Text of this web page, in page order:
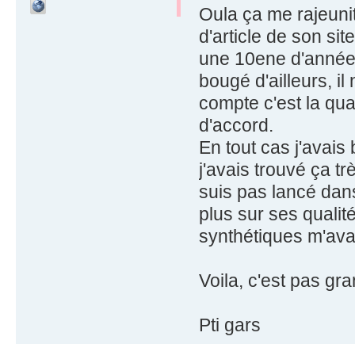
Oula ça me
d'article de son
une 10ene
bougé d'ailleurs, il
compte c'est la
d'accord.
En tout cas j'avais
j'avais trouvé ça
suis pas lancé
plus sur ses
synthétiques
Voila, c'est pas
Pti gars